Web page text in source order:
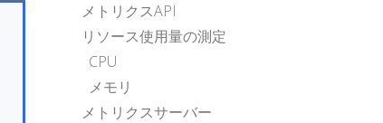
メトリクスAPI
リソース使用量の測定
CPU
メモリ
メトリクスサーバー